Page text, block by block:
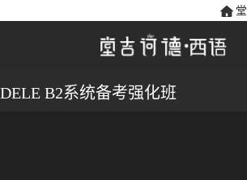
DELE B2系统备考强化班